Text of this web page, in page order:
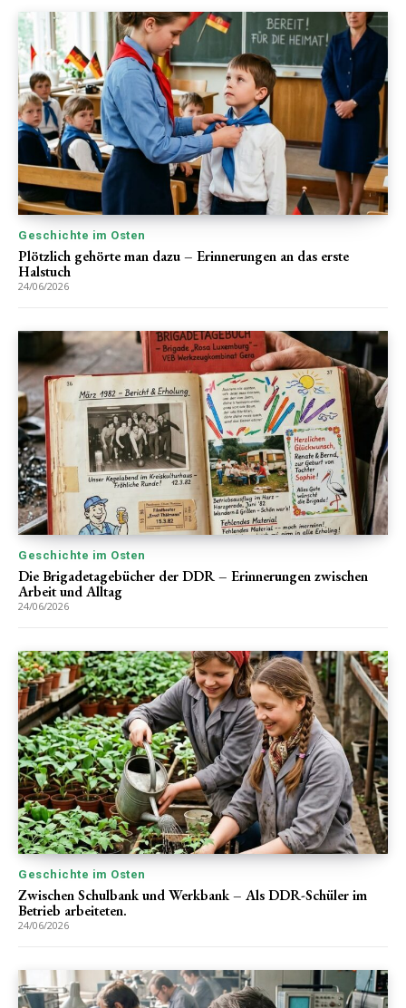
Geschichte im Osten
Plötzlich gehörte man dazu – Erinnerungen an das erste
Halstuch
24/06/2026
Geschichte im Osten
Die Brigadetagebücher der DDR – Erinnerungen zwischen
Arbeit und Alltag
24/06/2026
Geschichte im Osten
Zwischen Schulbank und Werkbank – Als DDR-Schüler im
Betrieb arbeiteten.
24/06/2026